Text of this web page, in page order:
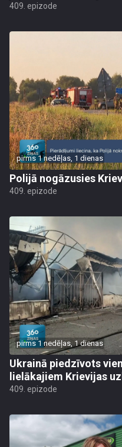
409. epizode
pirms 1 nedēļas, 1 dienas
Polijā nogāzusies
409. epizode
pirms 1 nedēļas, 1 dienas
Ukrainā piedzīvots
lielākajiem Krievijas
409. epizode